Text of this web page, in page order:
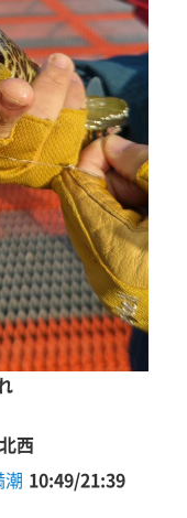
西
潮 10:49/21:39